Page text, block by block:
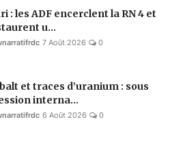
: les ADF encerclent la RN 4 et
u...
7 Août 2026 0
et traces d’uranium : sous
interna...
6 Août 2026 0